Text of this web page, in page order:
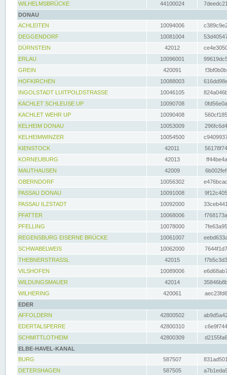
WILHELMSBRÜCKE
44100024
DONAU
ACHLEITEN
10094006
DEGGENDORF
10081004
DÜRNSTEIN
42012
ERLAU
10096001
GREIN
420091
HOFKIRCHEN
10088003
INGOLSTADT LUITPOLDSTRASSE
10046105
KACHLET SCHLEUSE UP
10090708
KACHLET WEHR UP
10090408
KELHEIM DONAU
10053009
KELHEIMWINZER
10054500
KIENSTOCK
42011
KORNEUBURG
42013
MAUTHAUSEN
42009
OBERNDORF
10056302
PASSAU DONAU
10091008
PASSAU ILZSTADT
10092000
PFATTER
10068006
PFELLING
10078000
REGENSBURG EISERNE BRÜCKE
10061007
SCHWABELWEIS
10062000
THEBNERSTRASSL
42015
VILSHOFEN
10089006
WILDUNGSMAUER
42014
WILHERING
420061
EDER
AFFOLDERN
42800502
EDERTALSPERRE
42800310
SCHMITTLOTHEIM
42800309
ELBE-HAVEL-KANAL
BURG
587507
DETERSHAGEN
587505